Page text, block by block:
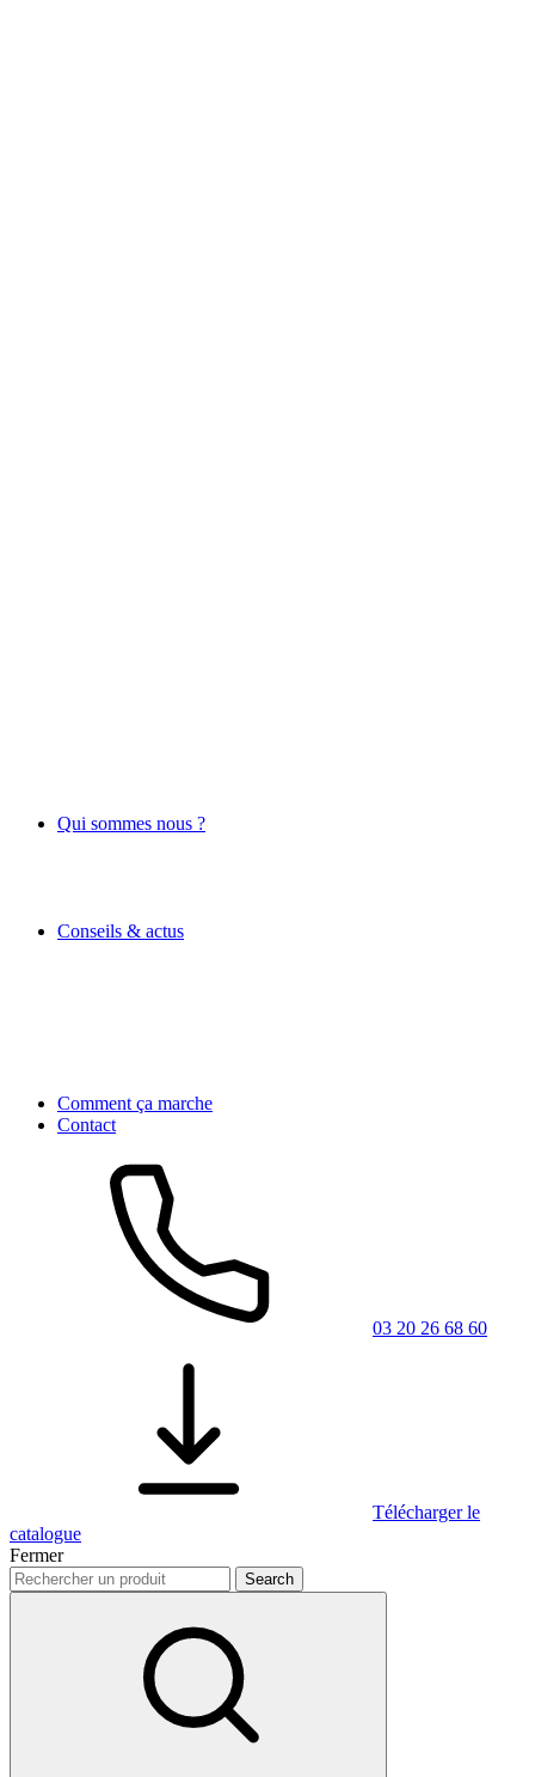
Qui sommes nous ?
Conseils & actus
Comment ça marche
Contact
03 20 26 68 60
Télécharger le
catalogue
Fermer